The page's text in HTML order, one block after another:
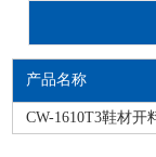
产品名称
CW-1610T3鞋材开